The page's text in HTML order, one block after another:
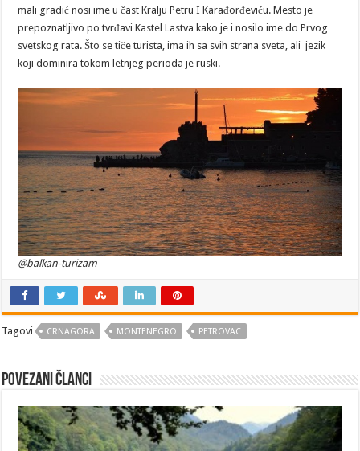
mali gradić nosi ime u čast Kralju Petru I Karađorđeviću. Mesto je
prepoznatljivo po tvrđavi Kastel Lastva kako je i nosilo ime do Prvog
svetskog rata. Što se tiče turista, ima ih sa svih strana sveta, ali jezik
koji dominira tokom letnjeg perioda je ruski.
@balkan-turizam
Tagovi CRNAGORA MONTENEGRO PETROVAC
Povezani članci